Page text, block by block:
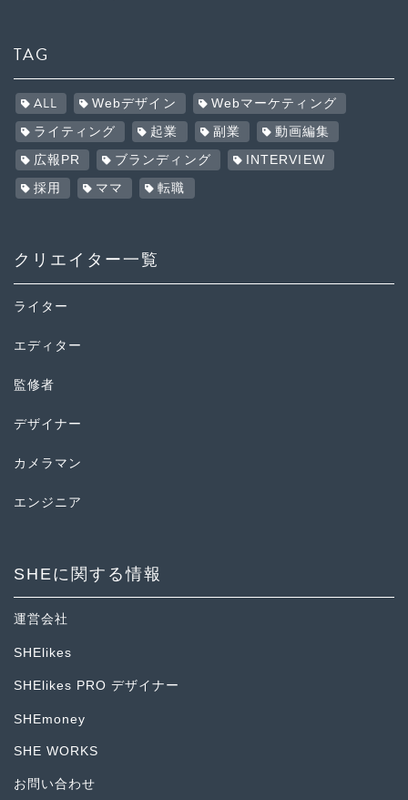
TAG
ALL Webデザイン Webマーケティング
ライティング 起業 副業 動画編集
広報PR ブランディング INTERVIEW
採用 ママ 転職
クリエイター一覧
ライター
エディター
監修者
デザイナー
カメラマン
エンジニア
SHEに関する情報
運営会社
SHElikes
SHElikes PRO デザイナー
SHEmoney
SHE WORKS
お問い合わせ